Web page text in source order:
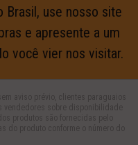
Brasil, use nosso site
e apresente a um
você vier nos visitar.